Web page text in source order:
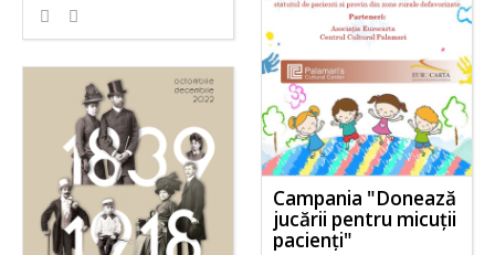
Campania "Donează
jucării pentru micuții
pacienți"